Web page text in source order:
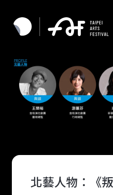
北藝人物：《